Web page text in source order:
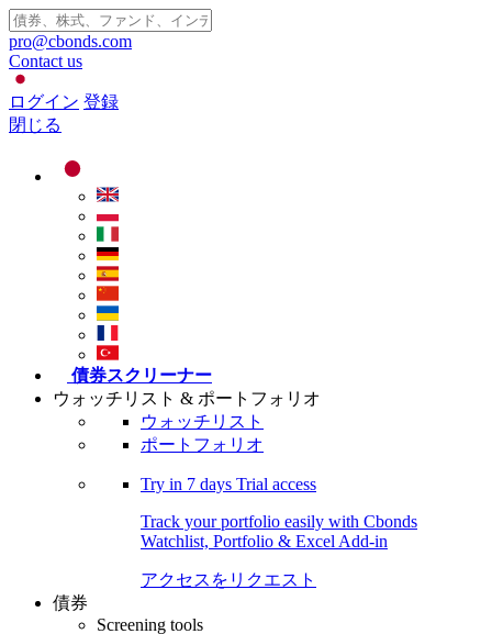
pro@cbonds.com
Contact us
ログイン 登録
閉じる
債券スクリーナー
ウォッチリスト & ポートフォリオ
ウォッチリスト
ポートフォリオ
Try in 7 days Trial access
Track your portfolio easily with Cbonds
Watchlist, Portfolio & Excel Add-in
アクセスをリクエスト
債券
Screening tools